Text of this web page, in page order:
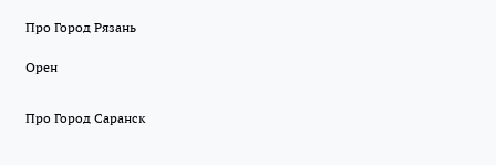
Про Город Рязань
Орен
Про Город Саранск